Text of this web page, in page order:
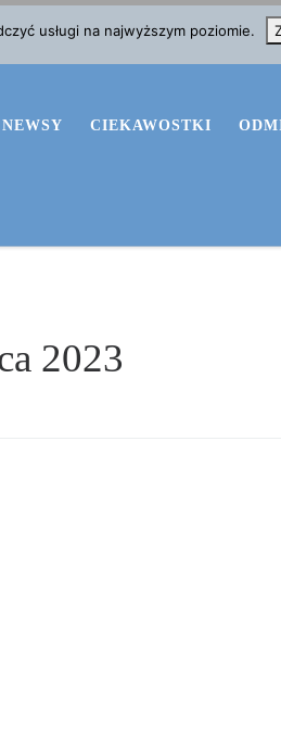
NEWSY CIEKAWOSTKI
2023
usługi na najwyższym poziomie.